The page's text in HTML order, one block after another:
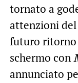
tornato a
attenzioni
futuro ritorno
schermo con
annunciato